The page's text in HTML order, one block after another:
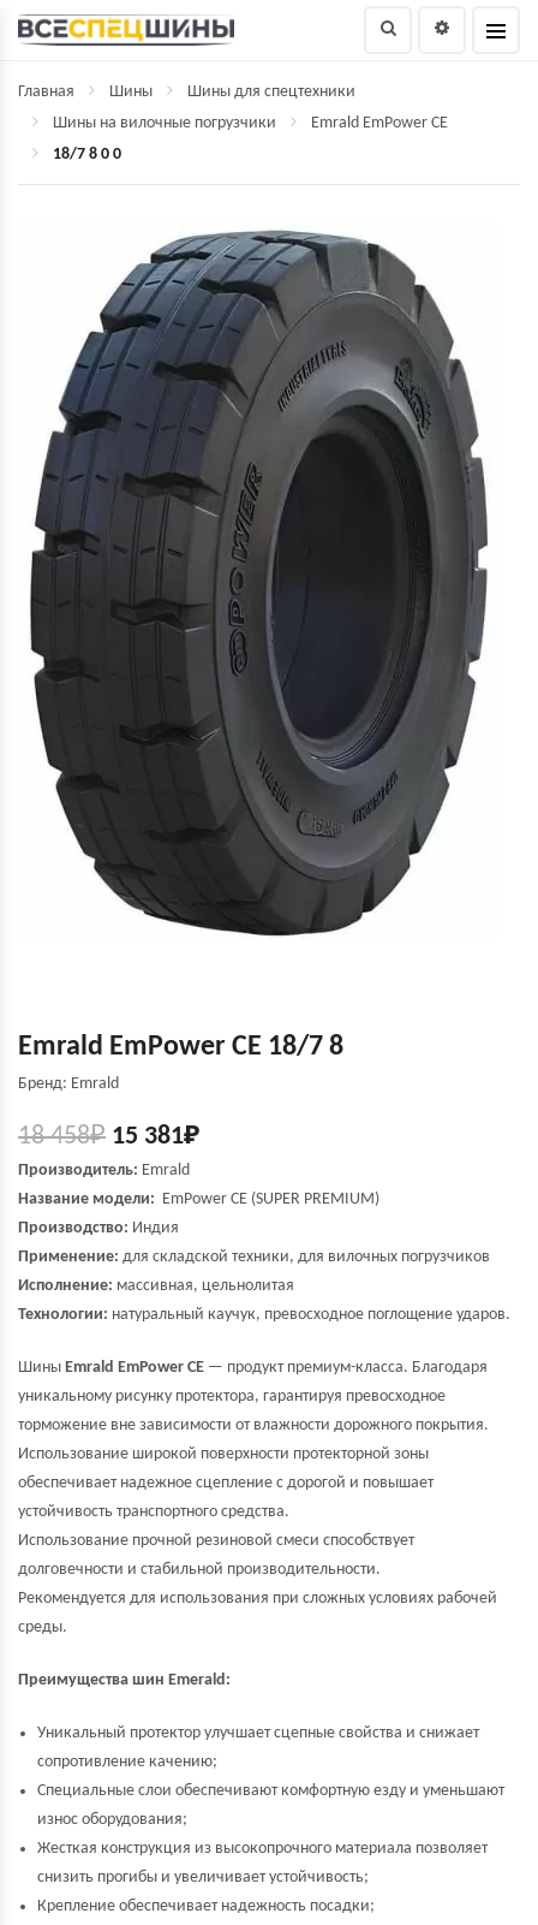
Главная Шины
Шины для спецтехники
Шины на вилочные погрузчики
Emrald EmPower СЕ
18/7 8 0 0
Emrald EmPower СЕ 18/7 8
Бренд: Emrald
18 458₽ 15 381₽
Производитель: Emrald
Название модели: EmPower СЕ (SUPER PREMIUM)
Производство: Индия
Применение: для складской техники, для вилочных погрузчиков
Исполнение: массивная, цельнолитая
Технологии: натуральный каучук, превосходное поглощение ударов.
Шины Emrald EmPower СЕ — продукт премиум-класса. Благодаря
уникальному рисунку протектора, гарантируя превосходное
торможение вне зависимости от влажности дорожного покрытия.
Использование широкой поверхности протекторной зоны
обеспечивает надежное сцепление с дорогой и повышает
устойчивость транспортного средства.
Использование прочной резиновой смеси способствует
долговечности и стабильной производительности.
Рекомендуется для использования при сложных условиях рабочей
среды.
Преимущества шин Emerald:
Уникальный протектор улучшает сцепные свойства и снижает
сопротивление качению;
Специальные слои обеспечивают комфортную езду и уменьшают
износ оборудования;
Жесткая конструкция из высокопрочного материала позволяет
снизить прогибы и увеличивает устойчивость;
Крепление обеспечивает надежность посадки;